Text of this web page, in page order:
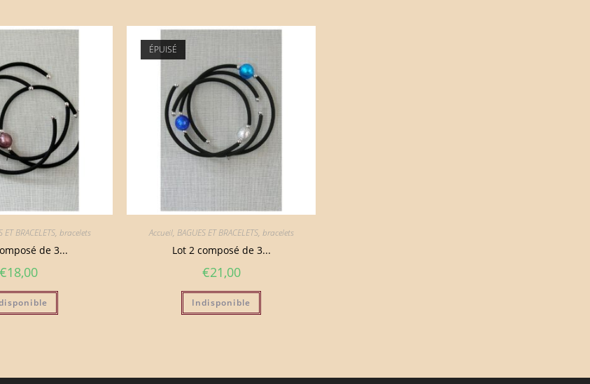
ET BRACELETS, bracelets
de 3...
€18,00
ÉPUISÉ
Accueil, BAGUES ET BRACELETS, bracelets
Lot 2 composé de 3...
€21,00
Indisponible